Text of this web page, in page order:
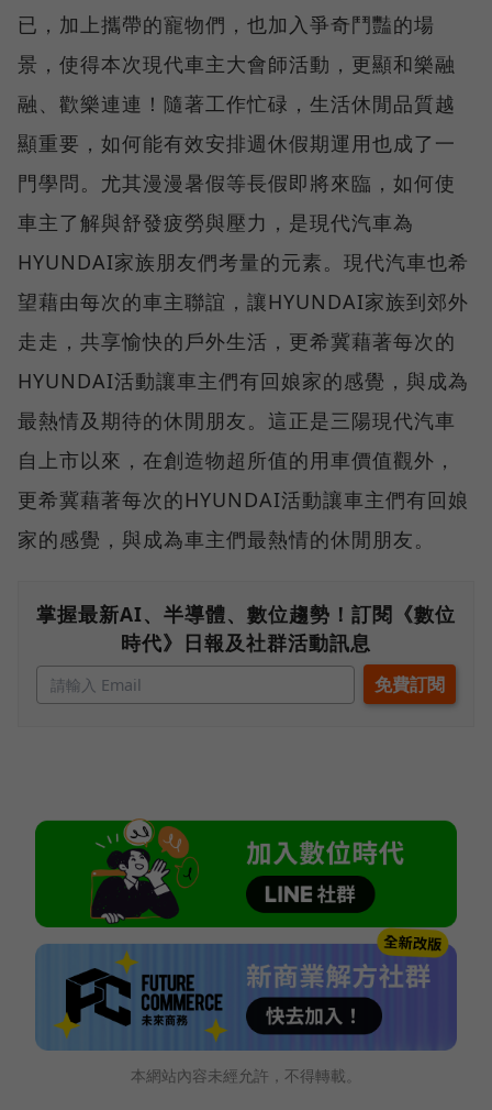
已，加上攜帶的寵物們，也加入爭奇鬥豔的場
景，使得本次現代車主大會師活動，更顯和樂融
融、歡樂連連！隨著工作忙碌，生活休閒品質越
顯重要，如何能有效安排週休假期運用也成了一
門學問。尤其漫漫暑假等長假即將來臨，如何使
車主了解與舒發疲勞與壓力，是現代汽車為
HYUNDAI家族朋友們考量的元素。現代汽車也希
望藉由每次的車主聯誼，讓HYUNDAI家族到郊外
走走，共享愉快的戶外生活，更希冀藉著每次的
HYUNDAI活動讓車主們有回娘家的感覺，與成為
最熱情及期待的休閒朋友。這正是三陽現代汽車
自上市以來，在創造物超所值的用車價值觀外，
更希冀藉著每次的HYUNDAI活動讓車主們有回娘
家的感覺，與成為車主們最熱情的休閒朋友。
掌握最新AI、半導體、數位趨勢！訂閱《數位
時代》日報及社群活動訊息
本網站內容未經允許，不得轉載。